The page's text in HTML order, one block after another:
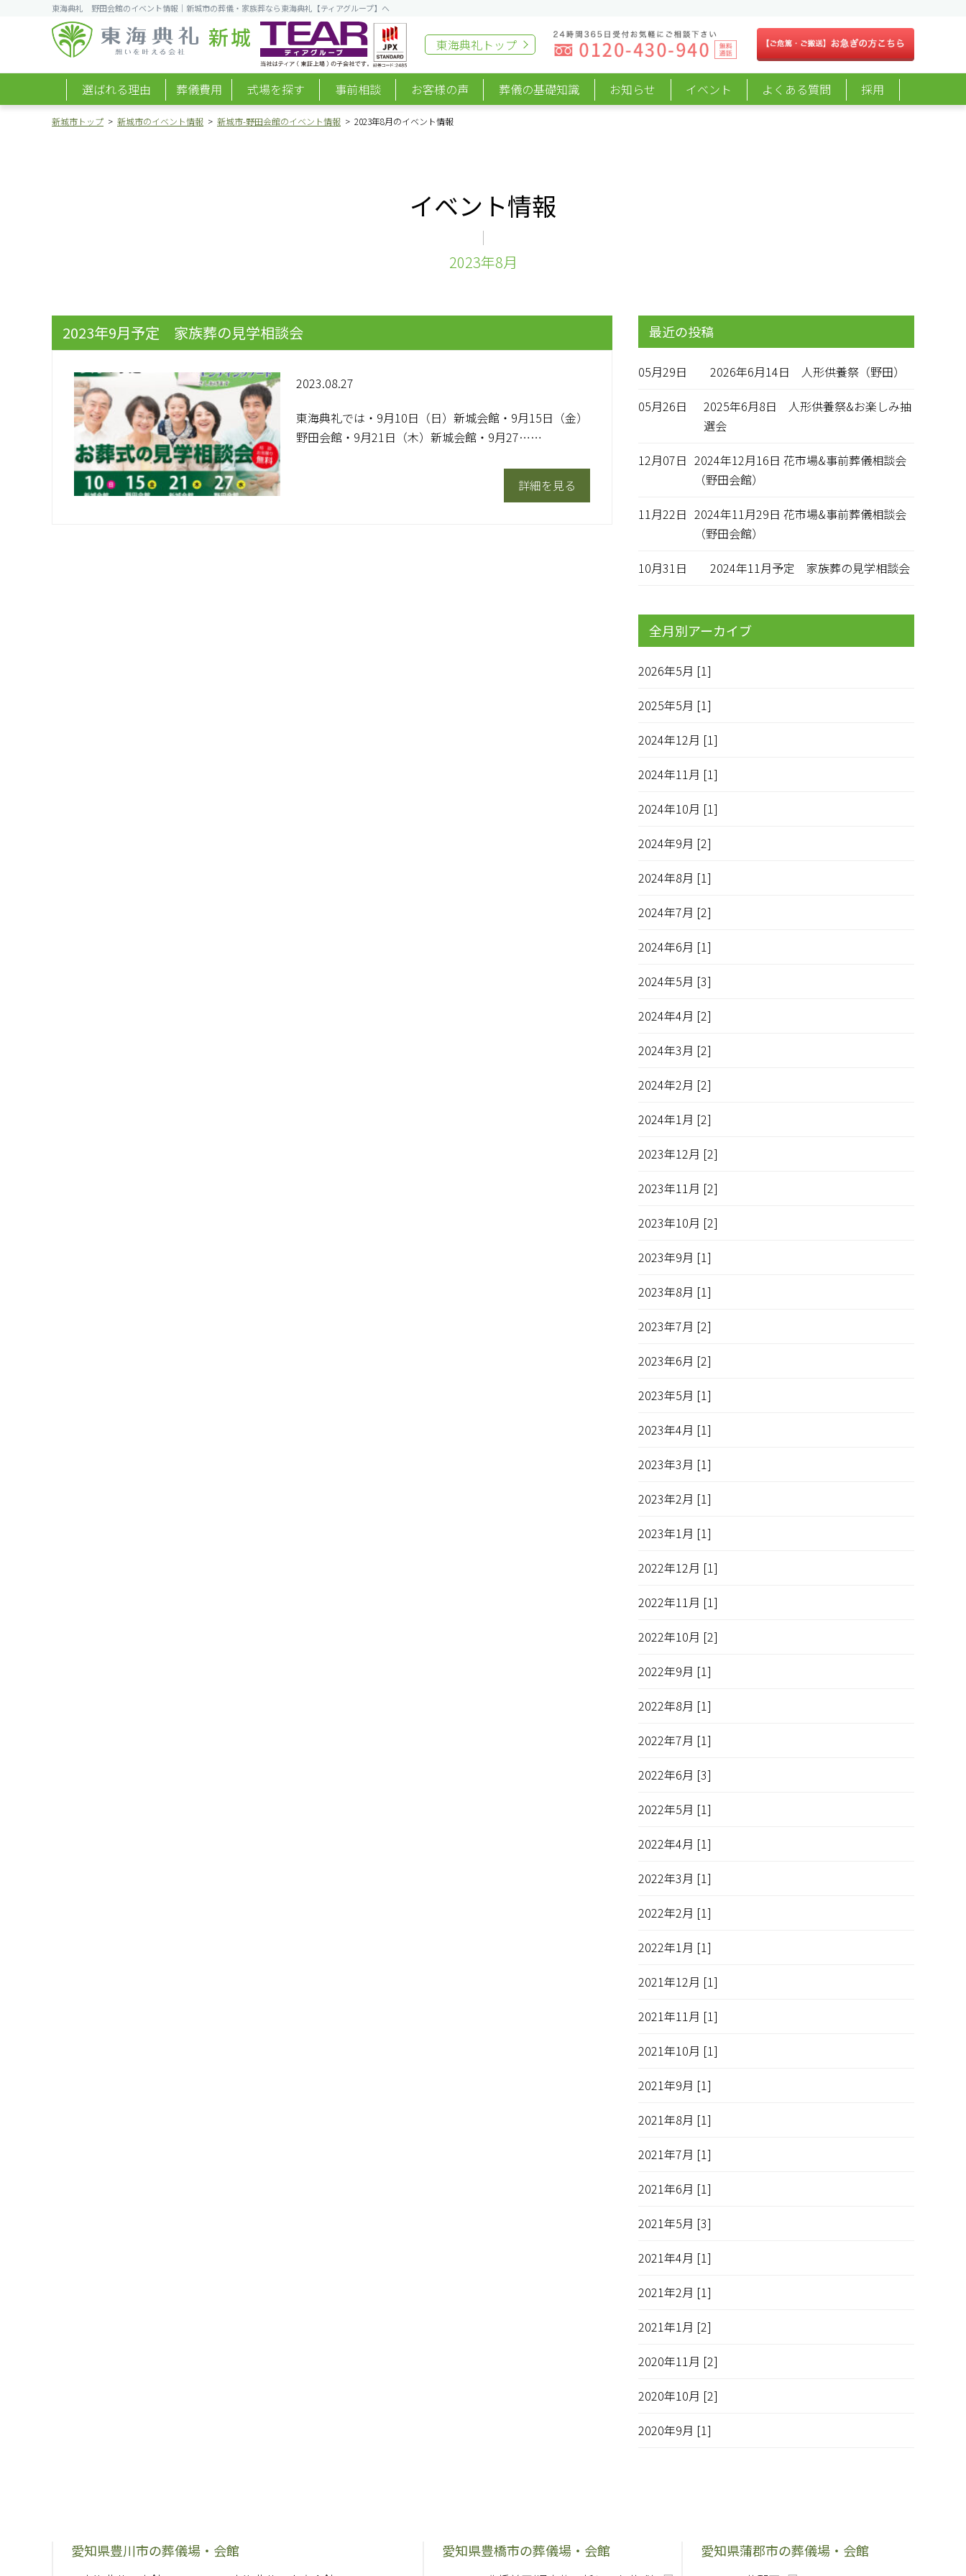
東海典礼 野田会館のイベント情報｜新城市の葬儀・家族葬なら東海典礼【ティアグループ】へ
新城 東海典礼トップ
選ばれる理由 葬儀費用 式場を探す 事前相談 お客様の声 葬儀の基礎知識 お知らせ イベント よくある質問 採用
新城市トップ 新城市のイベント情報 新城市-野田会館のイベント情報 2023年8月のイベント情報
イベント情報
2023年8月
2023年9月予定 家族葬の見学相談会
2023.08.27
東海典礼では・9月10日（日）新城会館・9月15日（金）
野田会館・9月21日（木）新城会館・9月27……
詳細を見る
最近の投稿
05月29日
2026年6月14日 人形供養祭（野田）
05月26日
2025年6月8日 人形供養祭&お楽しみ抽
選会
12月07日 2024年12月16日 花市場&事前葬儀相談会
（野田会館）
11月22日 2024年11月29日 花市場&事前葬儀相談会
（野田会館）
10月31日
2024年11月予定 家族葬の見学相談会
全月別アーカイブ
2026年5月 [1]
2025年5月 [1]
2024年12月 [1]
2024年11月 [1]
2024年10月 [1]
2024年9月 [2]
2024年8月 [1]
2024年7月 [2]
2024年6月 [1]
2024年5月 [3]
2024年4月 [2]
2024年3月 [2]
2024年2月 [2]
2024年1月 [2]
2023年12月 [2]
2023年11月 [2]
2023年10月 [2]
2023年9月 [1]
2023年8月 [1]
2023年7月 [2]
2023年6月 [2]
2023年5月 [1]
2023年4月 [1]
2023年3月 [1]
2023年2月 [1]
2023年1月 [1]
2022年12月 [1]
2022年11月 [1]
2022年10月 [2]
2022年9月 [1]
2022年8月 [1]
2022年7月 [1]
2022年6月 [3]
2022年5月 [1]
2022年4月 [1]
2022年3月 [1]
2022年2月 [1]
2022年1月 [1]
2021年12月 [1]
2021年11月 [1]
2021年10月 [1]
2021年9月 [1]
2021年8月 [1]
2021年7月 [1]
2021年6月 [1]
2021年5月 [3]
2021年4月 [1]
2021年2月 [1]
2021年1月 [2]
2020年11月 [2]
2020年10月 [2]
2020年9月 [1]
愛知県豊川市の葬儀場・会館 愛知県豊橋市の葬儀場・会館 愛知県蒲郡市の葬儀場・会館